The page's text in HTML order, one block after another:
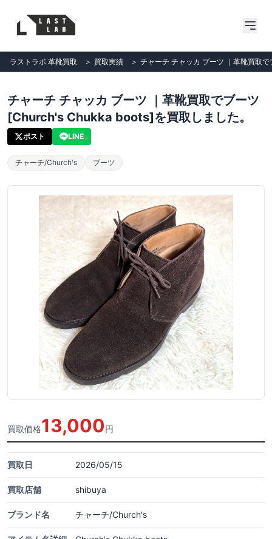
ラストラボ 革靴買取 ＞ 買取実績 ＞ チャーチ チャッカ ブーツ ｜革靴買取
チャーチ チャッカ ブーツ ｜革靴買取でブーツ
[Church's Chukka boots]を買取しました。
ポスト LINE
チャーチ/Church's ブーツ
買取価格13,000円
買取日 2026/05/15
買取店舗 shibuya
ブランド名 チャーチ/Church's